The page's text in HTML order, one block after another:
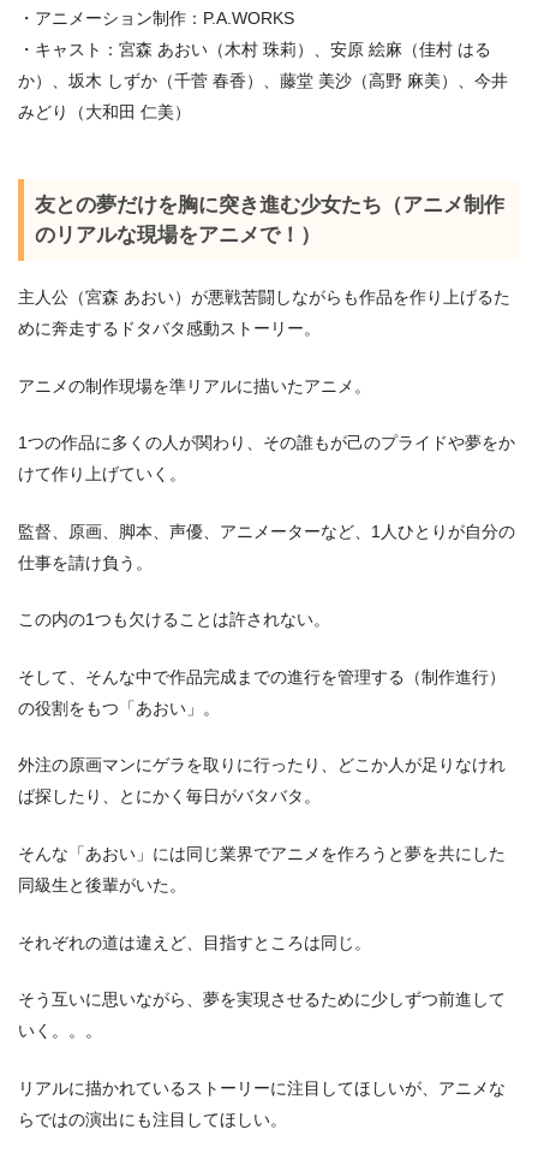
・アニメーション制作：P.A.WORKS
・キャスト：宮森 あおい（木村 珠莉）、安原 絵麻（佳村 はる
か）、坂木 しずか（千菅 春香）、藤堂 美沙（高野 麻美）、今井
みどり（大和田 仁美）
友との夢だけを胸に突き進む少女たち（アニメ制作
のリアルな現場をアニメで！）
主人公（宮森 あおい）が悪戦苦闘しながらも作品を作り上げるた
めに奔走するドタバタ感動ストーリー。
アニメの制作現場を準リアルに描いたアニメ。
1つの作品に多くの人が関わり、その誰もが己のプライドや夢をか
けて作り上げていく。
監督、原画、脚本、声優、アニメーターなど、1人ひとりが自分の
仕事を請け負う。
この内の1つも欠けることは許されない。
そして、そんな中で作品完成までの進行を管理する（制作進行）
の役割をもつ「あおい」。
外注の原画マンにゲラを取りに行ったり、どこか人が足りなけれ
ば探したり、とにかく毎日がバタバタ。
そんな「あおい」には同じ業界でアニメを作ろうと夢を共にした
同級生と後輩がいた。
それぞれの道は違えど、目指すところは同じ。
そう互いに思いながら、夢を実現させるために少しずつ前進して
いく。。。
リアルに描かれているストーリーに注目してほしいが、アニメな
らではの演出にも注目してほしい。